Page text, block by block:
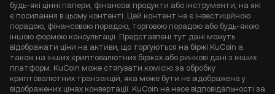
будь-які цінні папери, фінансові продукти або інструменти, на які
є посилання в цьому контенті. Цей контент не є інвестиційною
порадою, фінансовою порадою, торговою порадою або будь-якою
іншою формою консультації. Представлені тут дані можуть
відображати ціни на активи, що торгуються на біржі KuCoin а
також на інших криптовалютних біржах або ринкові дані з інших
платформ. KuCoin може стягувати комісію за обробку
криптовалютних транзакцій, яка може бути не відображена у
відображених цінах конвертації. KuCoin не несе відповідальності за